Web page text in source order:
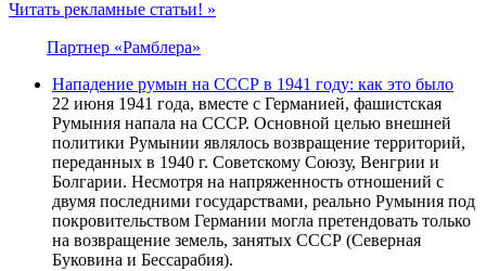
Читать рекламные статьи! »
Партнер «Рамблера»
Нападение румын на СССР в 1941 году: как это было
22 июня 1941 года, вместе с Германией, фашистская
Румыния напала на СССР. Основной целью внешней
политики Румынии являлось возвращение территорий,
переданных в 1940 г. Советскому Союзу, Венгрии и
Болгарии. Несмотря на напряженность отношений с
двумя последними государствами, реально Румыния под
покровительством Германии могла претендовать только
на возвращение земель, занятых СССР (Северная
Буковина и Бессарабия).